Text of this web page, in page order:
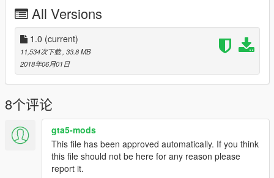
Mauricio
Edit: Dboy3D
* Complete uma moto na Los Santos Customs !! *
O CORPO DELA ESTA EM EXAUST 1
caso queira mais mods como esse, mantenha os créditos, e o
link original de download!
CANAL PARA CRÉDITOS :
https://www.youtube.com/channel/UCTAuIkduZ70zEESg8cIXbg
All Versions
1.0 (current)
11,534次下载, 33.8 MB
2018年06月01日
8个评论
gta5-mods
This file has been approved automatically. If you think
this file should not be here for any reason please
report it.